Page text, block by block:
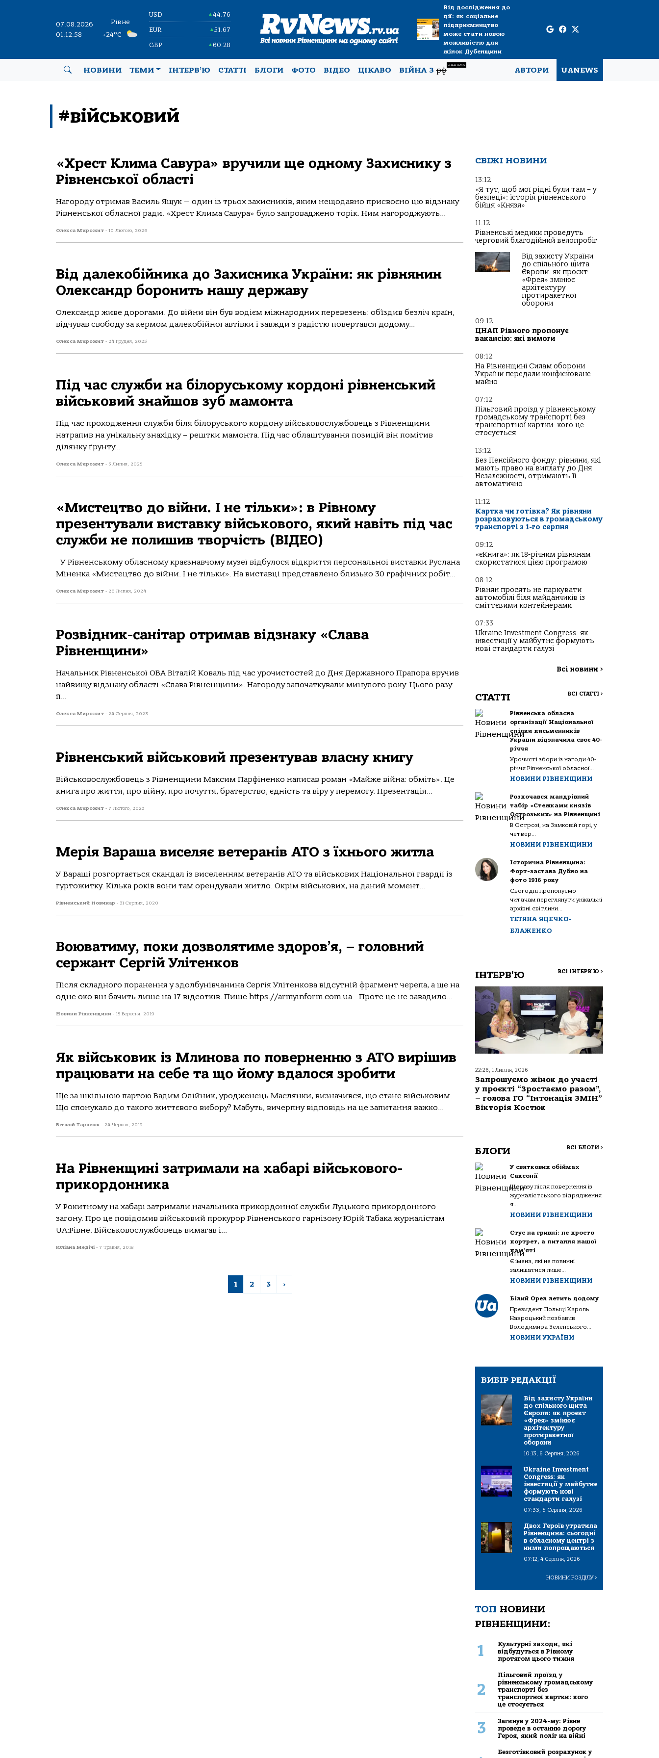
07.08.2026
01:12:58
Рівне
+24°C
USD ▲44.76
EUR ▲51.67
GBP ▲60.28
Від дослідження до
дії: як соціальне
підприємництво
може стати новою
можливістю для
жінок Дубенщини
НОВИНИ ТЕМИ ІНТЕРВ’Ю СТАТТІ БЛОГИ ФОТО ВІДЕО ЦІКАВО ВІЙНА Зрф
СПЕЦТЕМА
АВТОРИ UANEWS
#військовий
«Хрест Клима Савура» вручили ще одному Захиснику з
Рівненської області
Нагороду отримав Василь Ящук — один із трьох захисників, яким нещодавно присвоєно цю відзнаку
Рівненської обласної ради. «Хрест Клима Савура» було запроваджено торік. Ним нагороджують...
Олекса Мирожит - 10 Лютого, 2026
Від далекобійника до Захисника України: як рівнянин
Олександр боронить нашу державу
Олександр живе дорогами. До війни він був водієм міжнародних перевезень: об’їздив безліч країн,
відчував свободу за кермом далекобійної автівки і завжди з радістю повертався додому...
Олекса Мирожит - 24 Грудня, 2025
Під час служби на білоруському кордоні рівненський
військовий знайшов зуб мамонта
Під час проходження служби біля білоруського кордону військовослужбовець з Рівненщини
натрапив на унікальну знахідку – рештки мамонта. Під час облаштування позицій він помітив
ділянку ґрунту...
Олекса Мирожит - 3 Липня, 2025
«Мистецтво до війни. І не тільки»: в Рівному
презентували виставку військового, який навіть під час
служби не полишив творчість (ВІДЕО)
У Рівненському обласному краєзнавчому музеї відбулося відкриття персональної виставки Руслана
Міненка «Мистецтво до війни. І не тільки». На виставці представлено близько 30 графічних робіт...
Олекса Мирожит - 26 Липня, 2024
Розвідник-санітар отримав відзнаку «Слава
Рівненщини»
Начальник Рівненської ОВА Віталій Коваль під час урочистостей до Дня Державного Прапора вручив
найвищу відзнаку області «Слава Рівненщини». Нагороду започаткували минулого року. Цього разу
її...
Олекса Мирожит - 24 Серпня, 2023
Рівненський військовий презентував власну книгу
Військовослужбовець з Рівненщини Максим Парфіненко написав роман «Майже війна: обміть». Це
книга про життя, про війну, про почуття, братерство, єдність та віру у перемогу. Презентація...
Олекса Мирожит - 7 Лютого, 2023
Мерія Вараша виселяє ветеранів АТО з їхнього житла
У Вараші розгортається скандал із виселенням ветеранів АТО та військових Національної гвардії із
гуртожитку. Кілька років вони там орендували житло. Окрім військових, на даний момент...
Рівненський Новинар - 31 Серпня, 2020
Воюватиму, поки дозволятиме здоров’я, – головний
сержант Сергій Улітенков
Після складного поранення у здолбунівчанина Сергія Улітенкова відсутній фрагмент черепа, а ще на
одне око він бачить лише на 17 відсотків. Пише https://armyinform.com.ua Проте це не завадило...
Новини Рівненщини - 15 Вересня, 2019
Як військовик із Млинова по поверненню з АТО вирішив
працювати на себе та що йому вдалося зробити
Ще за шкільною партою Вадим Олійник, уродженець Маслянки, визначився, що стане військовим.
Що спонукало до такого життєвого вибору? Мабуть, вичерпну відповідь на це запитання важко...
Віталій Тарасюк - 24 Червня, 2019
На Рівненщині затримали на хабарі військового-
прикордонника
У Рокитному на хабарі затримали начальника прикордонної служби Луцького прикордонного
загону. Про це повідомив військовий прокурор Рівненського гарнізону Юрій Табака журналістам
UA:Рівне. Військовослужбовець вимагав і...
Юліана Медічі - 7 Травня, 2018
1 2 3 ›
СВІЖІ НОВИНИ
13:12
«Я тут, щоб мої рідні були там – у
безпеці»: історія рівненського
бійця «Князя»
11:12
Рівненські медики проведуть
черговий благодійний велопробіг
Від захисту України
до спільного щита
Європи: як проєкт
«Фрея» змінює
архітектуру
протиракетної
оборони
09:12
ЦНАП Рівного пропонує
вакансію: які вимоги
08:12
На Рівненщині Силам оборони
України передали конфісковане
майно
07:12
Пільговий проїзд у рівненському
громадському транспорті без
транспортної картки: кого це
стосується
13:12
Без Пенсійного фонду: рівняни, які
мають право на виплату до Дня
Незалежності, отримають її
автоматично
11:12
Картка чи готівка? Як рівняни
розраховуються в громадському
транспорті з 1-го серпня
09:12
«єКнига»: як 18-річним рівнянам
скористатися цією програмою
08:12
Рівнян просять не паркувати
автомобілі біля майданчиків із
сміттєвими контейнерами
07:33
Ukraine Investment Congress: як
інвестиції у майбутнє формують
нові стандарти галузі
Всі новини >
СТАТТІ ВСІ СТАТТІ >
Рівненська обласна
організації Національної
спілки письменників
України відзначила своє 40-
річчя
Урочисті збори із нагоди 40-
річчя Рівненської обласної...
НОВИНИ РІВНЕНЩИНИ
Розпочався мандрівний
табір «Стежками князів
Острозьких» на Рівненщині
В Острозі, на Замковій горі, у
четвер...
НОВИНИ РІВНЕНЩИНИ
Історична Рівненщина:
Форт-застава Дубно на
фото 1916 року
Сьогодні пропонуємо
читачам переглянути унікальні
архівні світлини...
ТЕТЯНА ЯЦЕЧКО-
БЛАЖЕНКО
ІНТЕРВ'Ю ВСІ ІНТЕРВ'Ю >
22:26, 1 Липня, 2026
Запрошуємо жінок до участі
у проєкті “Зростаємо разом”,
– голова ГО “Інтонація ЗМІН”
Вікторія Костюк
БЛОГИ ВСІ БЛОГИ >
У святкових обіймах
Саксонії
Щоразу після повернення із
журналістського відрядження
я...
НОВИНИ РІВНЕНЩИНИ
Стус на гривні: не просто
портрет, а питання нашої
пам’яті
Є імена, які не повинні
залишатися лише...
НОВИНИ РІВНЕНЩИНИ
Білий Орел летить додому
Президент Польщі Кароль
Навроцький позбавив
Володимира Зеленського...
НОВИНИ УКРАЇНИ
ВИБІР РЕДАКЦІЇ
Від захисту України
до спільного щита
Європи: як проєкт
«Фрея» змінює
архітектуру
протиракетної
оборони
10:13, 6 Серпня, 2026
Ukraine Investment
Congress: як
інвестиції у майбутнє
формують нові
стандарти галузі
07:33, 5 Серпня, 2026
Двох Героїв утратила
Рівненщина: сьогодні
в обласному центрі з
ними попрощаються
07:12, 4 Серпня, 2026
НОВИНИ РОЗДІЛУ>
ТОП НОВИНИ
РІВНЕНЩИНИ:
1
Культурні заходи, які
відбудуться в Рівному
протягом цього тижня
2
Пільговий проїзд у
рівненському громадському
транспорті без
транспортної картки: кого
це стосується
3
Загинув у 2024-му: Рівне
проведе в останню дорогу
Героя, який поліг на війні
Безготівковий розрахунок у